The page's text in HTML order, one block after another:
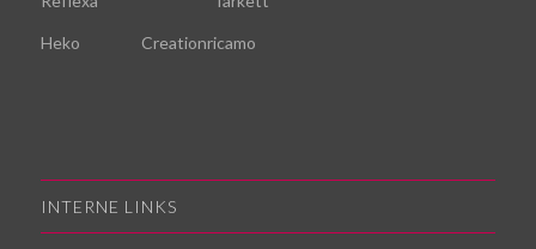
Heko Creationricamo
INTERNE LINKS